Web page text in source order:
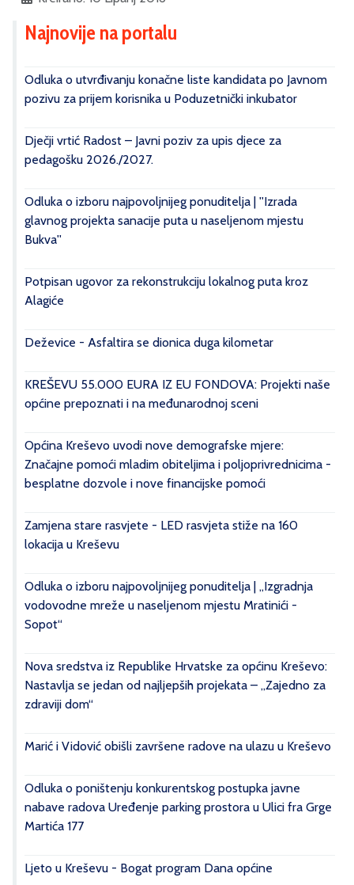
Najnovije na portalu
Odluka o utvrđivanju konačne liste kandidata po Javnom
pozivu za prijem korisnika u Poduzetnički inkubator
Dječji vrtić Radost – Javni poziv za upis djece za
pedagošku 2026./2027.
Odluka o izboru najpovoljnijeg ponuditelja | ''Izrada
glavnog projekta sanacije puta u naseljenom mjestu
Bukva''
Potpisan ugovor za rekonstrukciju lokalnog puta kroz
Alagiće
Deževice - Asfaltira se dionica duga kilometar
KREŠEVU 55.000 EURA IZ EU FONDOVA: Projekti naše
općine prepoznati i na međunarodnoj sceni
Općina Kreševo uvodi nove demografske mjere:
Značajne pomoći mladim obiteljima i poljoprivrednicima -
besplatne dozvole i nove financijske pomoći
Zamjena stare rasvjete - LED rasvjeta stiže na 160
lokacija u Kreševu
Odluka o izboru najpovoljnijeg ponuditelja | „Izgradnja
vodovodne mreže u naseljenom mjestu Mratinići -
Sopot“
Nova sredstva iz Republike Hrvatske za općinu Kreševo:
Nastavlja se jedan od najljepših projekata – „Zajedno za
zdraviji dom“
Marić i Vidović obišli završene radove na ulazu u Kreševo
Odluka o poništenju konkurentskog postupka javne
nabave radova Uređenje parking prostora u Ulici fra Grge
Martića 177
Ljeto u Kreševu - Bogat program Dana općine